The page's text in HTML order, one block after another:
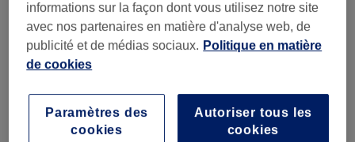
Femme - Coupe De Cheveux Et
Coiffure (4 )
à partir de 5 €
Barbier (2)
à partir de 5 €
informations sur la façon dont vous utilisez notre site
avec nos partenaires en matière d'analyse web, de
publicité et de médias sociaux. Politique en matière
de cookies
Autoriser tous les
cookies
Paramètres des
cookies